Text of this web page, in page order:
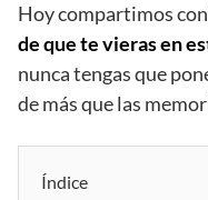
Hoy compartimos
de que te vieras en
nunca tengas que
de más que las
Índice